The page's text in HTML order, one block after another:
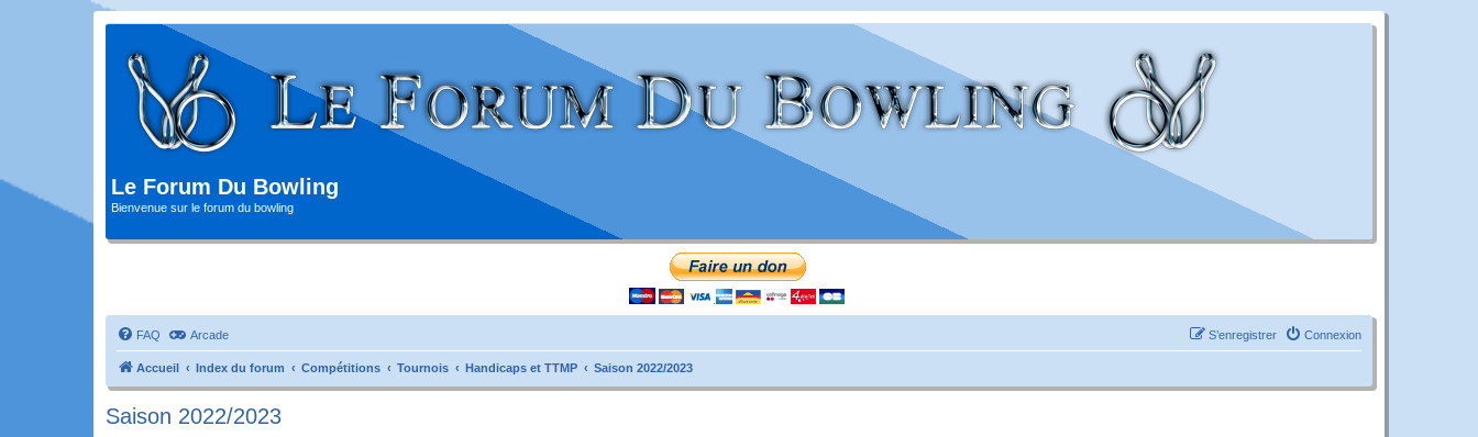
Le Forum Du Bowling
Bienvenue sur le forum du bowling
FAQ Arcade Connexion
S’enregistrer
Accueil Index du forum Compétitions Tournois Handicaps et TTMP Saison 2022/2023
Saison 2022/2023